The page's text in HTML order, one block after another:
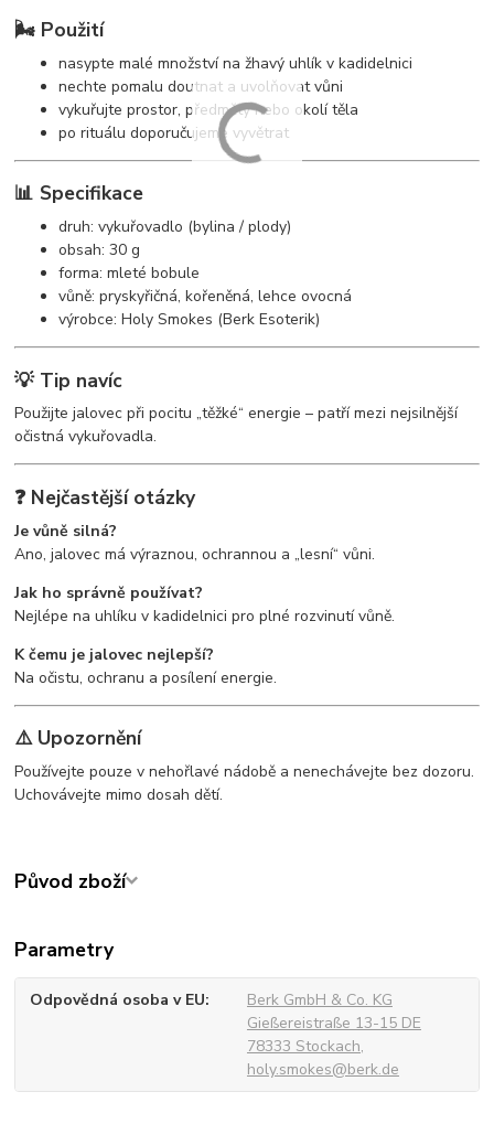
🌬️ Použití
nasypte malé množství na žhavý uhlík v kadidelnici
nechte pomalu doutnat a uvolňovat vůni
vykuřujte prostor, předměty nebo okolí těla
po rituálu doporučujeme vyvětrat
📊 Specifikace
druh: vykuřovadlo (bylina / plody)
obsah: 30 g
forma: mleté bobule
vůně: pryskyřičná, kořeněná, lehce ovocná
výrobce: Holy Smokes (Berk Esoterik)
💡 Tip navíc
Použijte jalovec při pocitu „těžké“ energie – patří mezi nejsilnější
očistná vykuřovadla.
❓ Nejčastější otázky
Je vůně silná?
Ano, jalovec má výraznou, ochrannou a „lesní“ vůni.
Jak ho správně používat?
Nejlépe na uhlíku v kadidelnici pro plné rozvinutí vůně.
K čemu je jalovec nejlepší?
Na očistu, ochranu a posílení energie.
⚠️ Upozornění
Používejte pouze v nehořlavé nádobě a nenechávejte bez dozoru.
Uchovávejte mimo dosah dětí.
Původ zboží
Parametry
Odpovědná osoba v EU
Berk GmbH & Co. KG
Gießereistraße 13-15 DE
78333 Stockach,
holy.smokes@berk.de